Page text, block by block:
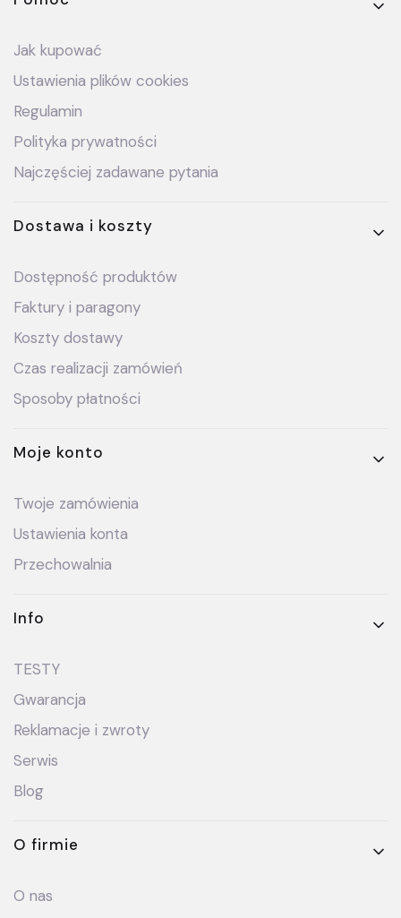
Jak kupować
Ustawienia plików cookies
Regulamin
Polityka prywatności
Najczęściej zadawane pytania
Dostawa i koszty
Dostępność produktów
Faktury i paragony
Koszty dostawy
Czas realizacji zamówień
Sposoby płatności
Moje konto
Twoje zamówienia
Ustawienia konta
Przechowalnia
Info
TESTY
Gwarancja
Reklamacje i zwroty
Serwis
Blog
O firmie
O nas